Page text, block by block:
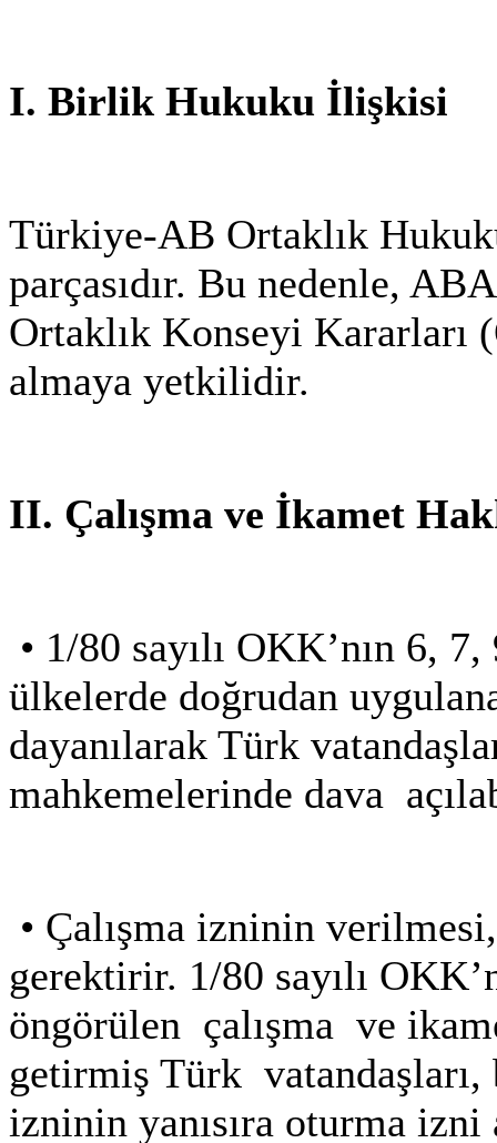
I. Birlik Hukuku İlişkisi
Türkiye-AB Ortaklık
parçasıdır. Bu nedenle,
Ortaklık Konseyi
almaya yetkilidir.
II. Çalışma ve İkamet
• 1/80 sayılı OKK’nın 6,
ülkelerde doğrudan
dayanılarak Türk
mahkemelerinde dava
• Çalışma izninin
gerektirir. 1/80 sayılı
öngörülen çalışma ve
getirmiş Türk
izninin yanısıra oturma